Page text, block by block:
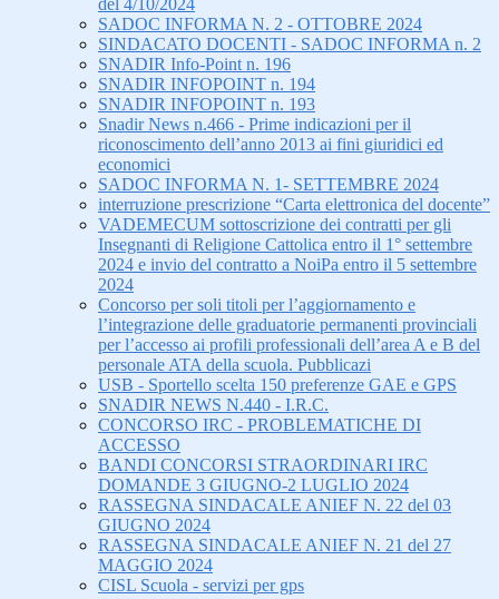
del 4/10/2024
SADOC INFORMA N. 2 - OTTOBRE 2024
SINDACATO DOCENTI - SADOC INFORMA n. 2
SNADIR Info-Point n. 196
SNADIR INFOPOINT n. 194
SNADIR INFOPOINT n. 193
Snadir News n.466 - Prime indicazioni per il
riconoscimento dell’anno 2013 ai fini giuridici ed
economici
SADOC INFORMA N. 1- SETTEMBRE 2024
interruzione prescrizione “Carta elettronica del docente”
VADEMECUM sottoscrizione dei contratti per gli
Insegnanti di Religione Cattolica entro il 1° settembre
2024 e invio del contratto a NoiPa entro il 5 settembre
2024
Concorso per soli titoli per l’aggiornamento e
l’integrazione delle graduatorie permanenti provinciali
per l’accesso ai profili professionali dell’area A e B del
personale ATA della scuola. Pubblicazi
USB - Sportello scelta 150 preferenze GAE e GPS
SNADIR NEWS N.440 - I.R.C.
CONCORSO IRC - PROBLEMATICHE DI
ACCESSO
BANDI CONCORSI STRAORDINARI IRC
DOMANDE 3 GIUGNO-2 LUGLIO 2024
RASSEGNA SINDACALE ANIEF N. 22 del 03
GIUGNO 2024
RASSEGNA SINDACALE ANIEF N. 21 del 27
MAGGIO 2024
CISL Scuola - servizi per gps